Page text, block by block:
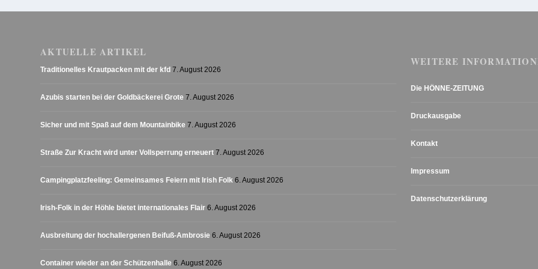
AKTUELLE ARTIKEL
Traditionelles Krautpacken mit der kfd 7. August 2026
Azubis starten bei der Goldbäckerei Grote 7. August 2026
Sicher und mit Spaß auf dem Mountainbike 7. August 2026
Straße Zur Kracht wird unter Vollsperrung erneuert 7. August 2026
Campingplatzfeeling: Gemeinsames Feiern mit Irish Folk 6. August 2026
Irish-Folk in der Höhle bietet internationales Flair 6. August 2026
Ausbreitung der hochallergenen Beifuß-Ambrosie 6. August 2026
Container wieder an der Schützenhalle 6. August 2026
WEITERE
Die HÖNNE-ZEITUNG
Druckausgabe
Kontakt
Impressum
Datenschutzerklärung